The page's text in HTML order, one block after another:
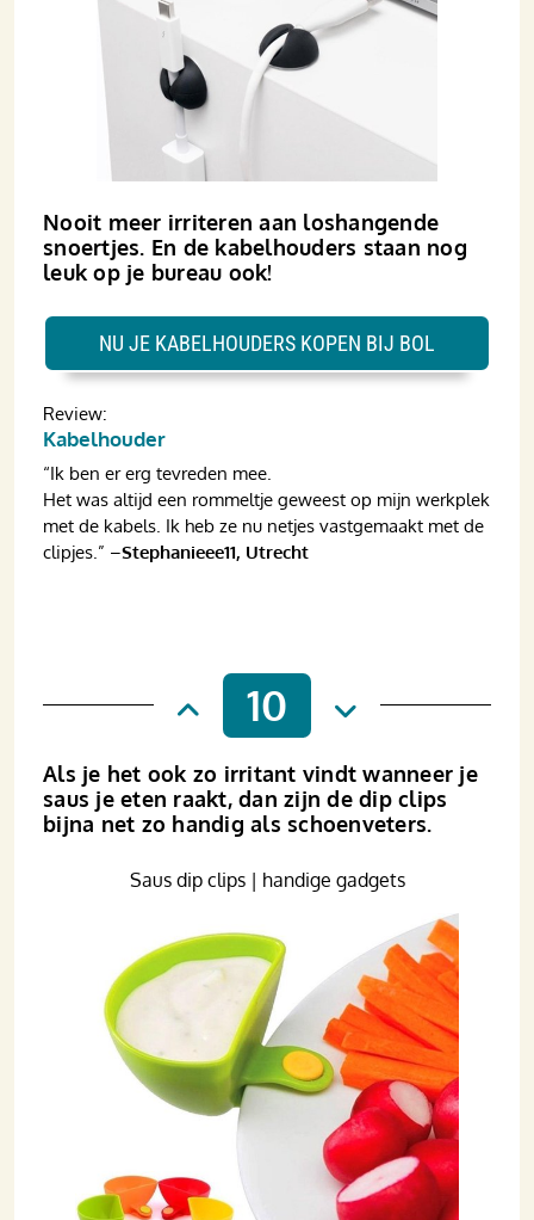
Nooit meer irriteren aan loshangende
snoertjes. En de kabelhouders staan nog
leuk op je bureau ook!
Review:
Kabelhouder
“Ik ben er erg tevreden mee.
Het was altijd een rommeltje geweest op mijn werkplek
met de kabels. Ik heb ze nu netjes vastgemaakt met de
clipjes.” –Stephanieee11, Utrecht
NU JE KABELHOUDERS KOPEN BIJ BOL
10
Als je het ook zo irritant vindt wanneer je
saus je eten raakt, dan zijn de dip clips
bijna net zo handig als schoenveters.
Saus dip clips | handige gadgets